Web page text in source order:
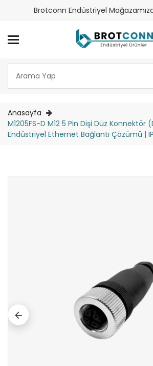
Brotconn Endüstriyel
Anasayfa
M1205FS-D M12 5 Pin Dişi Düz
Endüstriyel Ethernet Bağlantı Çözümü |